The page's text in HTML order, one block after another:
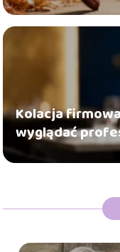
Kolacja
wyglądać